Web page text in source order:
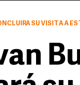
SU VISITA A ESTE